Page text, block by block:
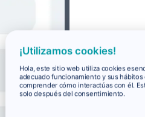
¡Utilizamos cookies!
Hola, este sitio web utiliza cookies
adecuado funcionamiento y sus hábitos
comprender cómo interactúas con él.
solo después del consentimiento.